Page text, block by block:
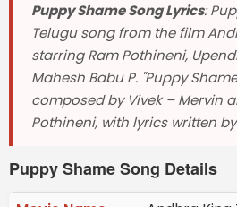
Puppy Shame Song Lyrics:
Telugu song from the film
starring Ram Pothineni,
Mahesh Babu P. "Puppy
composed by Vivek – Mervin
Pothineni, with lyrics written
Puppy Shame Song Details